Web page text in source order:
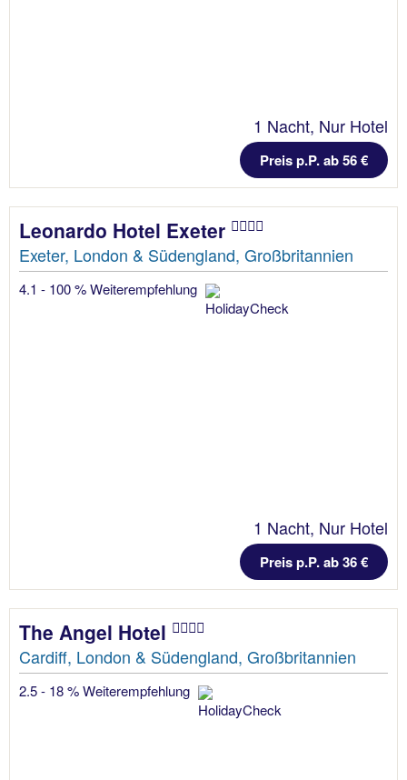
1 Nacht, Nur Hotel
Preis p.P. ab 56 €
Leonardo Hotel Exeter
Exeter, London & Südengland, Großbritannien
4.1 - 100 % Weiterempfehlung
1 Nacht, Nur Hotel
Preis p.P. ab 36 €
The Angel Hotel
Cardiff, London & Südengland, Großbritannien
2.5 - 18 % Weiterempfehlung